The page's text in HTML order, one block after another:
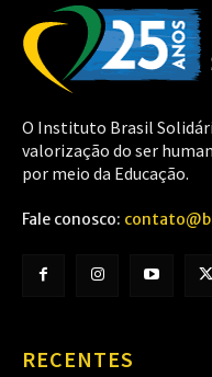
O Instituto Brasil
valorização do ser
por meio da Educação.
Fale conosco:
RECENTES